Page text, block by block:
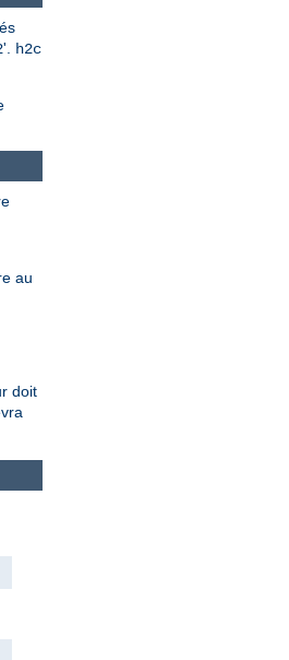
'.
h2c
au
doit